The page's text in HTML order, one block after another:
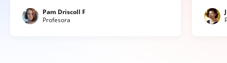
Pam Driscoll F
Profesora